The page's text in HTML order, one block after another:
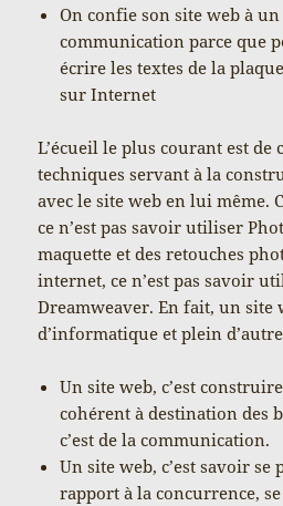
On confie son site web à
communication parce que
écrire les textes de la
sur Internet
L’écueil le plus courant est
techniques servant à la
avec le site web en lui même.
ce n’est pas savoir utiliser
maquette et des retouches
internet, ce n’est pas savoir
Dreamweaver. En fait, un site
d’informatique et plein
Un site web, c’est
cohérent à destination des
c’est de la communication.
Un site web, c’est savoir
rapport à la concurrence,